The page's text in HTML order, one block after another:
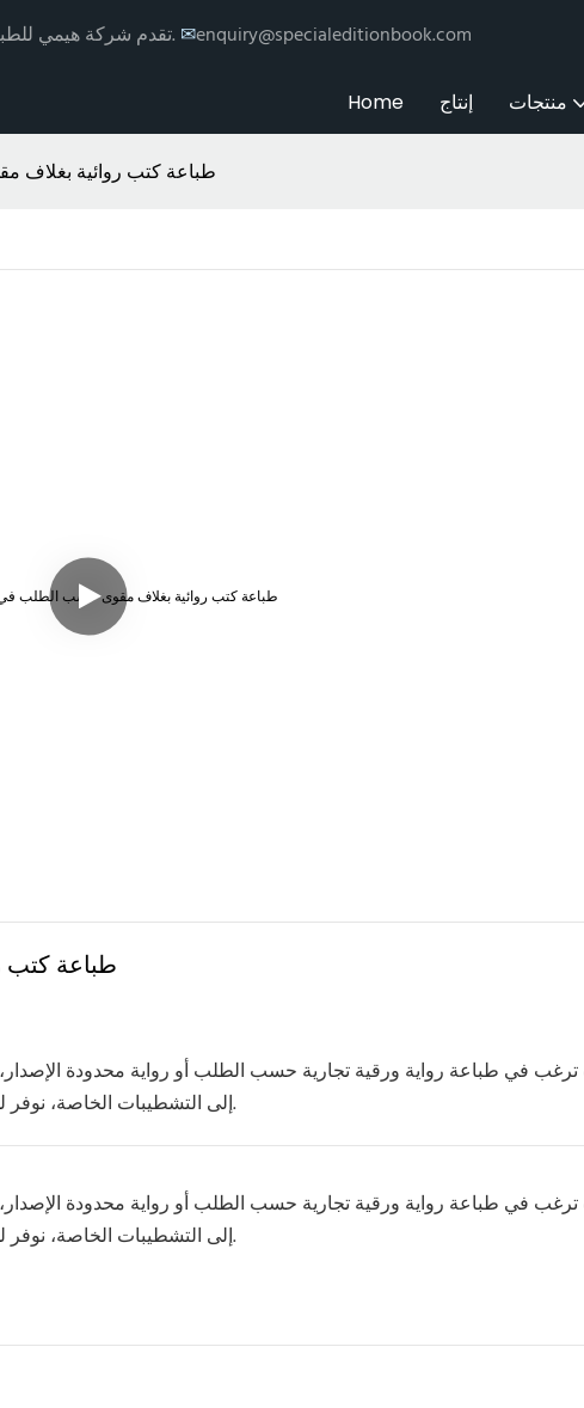
تقدم شركة هيمي للطباعة خدمات طباعة وتغليف الكتب حسب الطلب مع توزيع عالمي. ✉enquiry@specialeditionbook.com
Home إنتاج منتجات
طباعة كتب روائية
طباعة
في طباعة رواية ورقية تجارية حسب الطلب أو رواية محدودة
إلى التشطيبات الخاصة، نوفر لك مجموعة واسعة من الخيارات المخصصة لتختار منها ما يناسبك.
في طباعة رواية ورقية تجارية حسب الطلب أو رواية محدودة
إلى التشطيبات الخاصة، نوفر لك مجموعة واسعة من الخيارات المخصصة لتختار منها ما يناسبك.